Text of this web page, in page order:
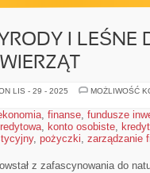
I LEŚNE
LIS - 29 - 2025
MOŻLIWOŚĆ
, finanse, fundusze
, konto osobiste,
, pożyczki, zarządzanie
z zafascynowania do